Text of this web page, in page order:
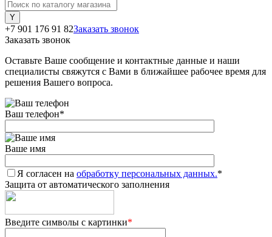
+7 901 176 91 82Заказать звонок
Заказать звонок
Оставьте Ваше сообщение и контактные данные и наши
специалисты свяжутся с Вами в ближайшее рабочее время для
решения Вашего вопроса.
Ваш телефон*
Ваше имя
Я согласен на обработку персональных данных.*
Защита от автоматического заполнения
Введите символы с картинки*